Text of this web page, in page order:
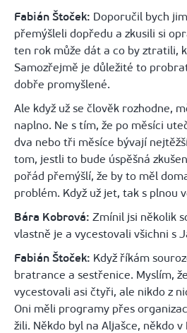
Fabián Štoček: Doporučil bych
přemýšleli dopředu a zkusili si
ten rok může dát a co by ztratili,
Samozřejmě je důležité to
dobře promyšlené.
Ale když už se člověk rozhodne,
naplno. Ne s tím, že po měsíci
dva nebo tři měsíce bývají
tom, jestli to bude úspěšná
pořád přemýšlí, že by to měl
problém. Když už jet, tak s plnou
Bára Kobrová: Zmínil jsi několik
vlastně je a vycestovali všichni s
Fabián Štoček: Když říkám
bratrance a sestřenice. Myslím,
vycestovali asi čtyři, ale nikdo z
Oni měli programy přes
žili. Někdo byl na Aljašce, někdo